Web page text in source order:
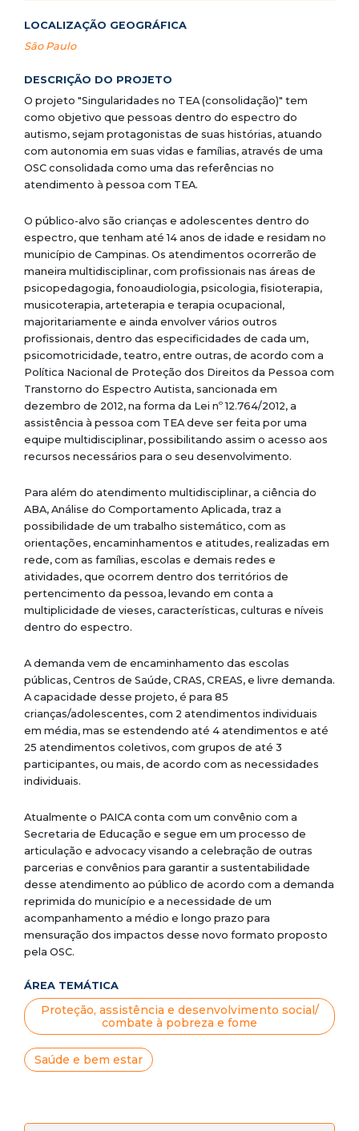
LOCALIZAÇÃO GEOGRÁFICA
São Paulo
DESCRIÇÃO DO PROJETO
O projeto "Singularidades no TEA (consolidação)" tem
como objetivo que pessoas dentro do espectro do
autismo, sejam protagonistas de suas histórias, atuando
com autonomia em suas vidas e famílias, através de uma
OSC consolidada como uma das referências no
atendimento à pessoa com TEA.
O público-alvo são crianças e adolescentes dentro do
espectro, que tenham até 14 anos de idade e residam no
município de Campinas. Os atendimentos ocorrerão de
maneira multidisciplinar, com profissionais nas áreas de
psicopedagogia, fonoaudiologia, psicologia, fisioterapia,
musicoterapia, arteterapia e terapia ocupacional,
majoritariamente e ainda envolver vários outros
profissionais, dentro das especificidades de cada um,
psicomotricidade, teatro, entre outras, de acordo com a
Política Nacional de Proteção dos Direitos da Pessoa com
Transtorno do Espectro Autista, sancionada em
dezembro de 2012, na forma da Lei nº 12.764/2012, a
assistência à pessoa com TEA deve ser feita por uma
equipe multidisciplinar, possibilitando assim o acesso aos
recursos necessários para o seu desenvolvimento.
Para além do atendimento multidisciplinar, a ciência do
ABA, Análise do Comportamento Aplicada, traz a
possibilidade de um trabalho sistemático, com as
orientações, encaminhamentos e atitudes, realizadas em
rede, com as famílias, escolas e demais redes e
atividades, que ocorrem dentro dos territórios de
pertencimento da pessoa, levando em conta a
multiplicidade de vieses, características, culturas e níveis
dentro do espectro.
A demanda vem de encaminhamento das escolas
públicas, Centros de Saúde, CRAS, CREAS, e livre demanda.
A capacidade desse projeto, é para 85
crianças/adolescentes, com 2 atendimentos individuais
em média, mas se estendendo até 4 atendimentos e até
25 atendimentos coletivos, com grupos de até 3
participantes, ou mais, de acordo com as necessidades
individuais.
Atualmente o PAICA conta com um convênio com a
Secretaria de Educação e segue em um processo de
articulação e advocacy visando a celebração de outras
parcerias e convênios para garantir a sustentabilidade
desse atendimento ao público de acordo com a demanda
reprimida do município e a necessidade de um
acompanhamento a médio e longo prazo para
mensuração dos impactos desse novo formato proposto
pela OSC.
ÁREA TEMÁTICA
Proteção, assistência e desenvolvimento social/
combate à pobreza e fome
Saúde e bem estar